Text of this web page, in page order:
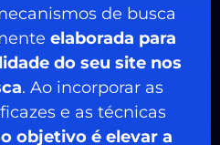
de busca
elaborada para
do seu site nos
. Ao incorporar as
e as técnicas
objetivo é elevar a